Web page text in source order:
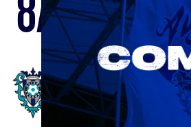
8/15Sat. 19:00
VS